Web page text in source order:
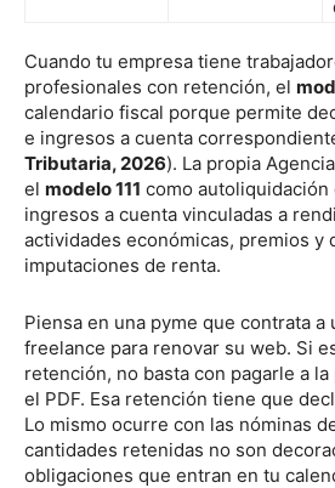
Cuando tu empresa tiene
profesionales con retención, el
calendario fiscal porque permite
e ingresos a cuenta
Tributaria, 2026). La propia
el modelo 111 como
ingresos a cuenta vinculadas a
actividades económicas, premios y
imputaciones de renta.
Piensa en una pyme que contrata a
freelance para renovar su web. Si
retención, no basta con pagarle a
el PDF. Esa retención tiene que
Lo mismo ocurre con las nóminas
cantidades retenidas no son
obligaciones que entran en tu